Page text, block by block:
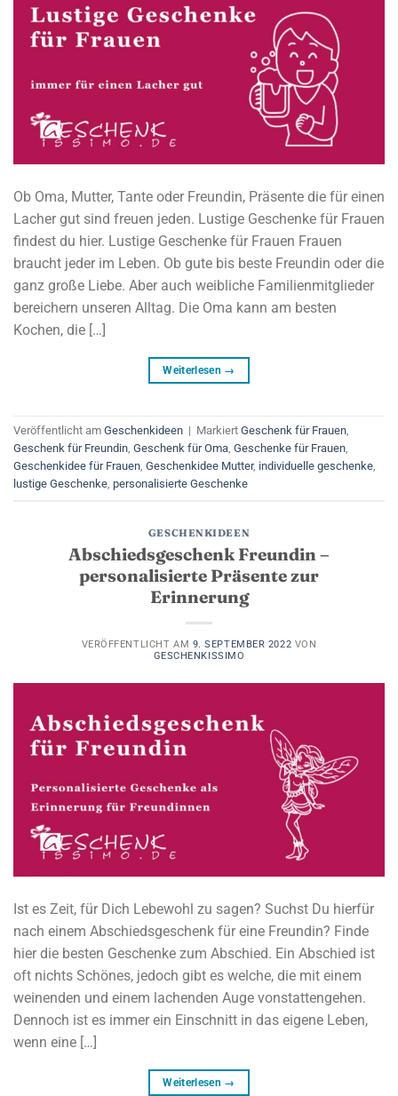
Ob Oma, Mutter, Tante oder Freundin, Präsente die für einen
Lacher gut sind freuen jeden. Lustige Geschenke für Frauen
findest du hier. Lustige Geschenke für Frauen Frauen
braucht jeder im Leben. Ob gute bis beste Freundin oder die
ganz große Liebe. Aber auch weibliche Familienmitglieder
bereichern unseren Alltag. Die Oma kann am besten
Kochen, die […]
Weiterlesen →
Veröffentlicht am Geschenkideen | Markiert Geschenk für Frauen,
Geschenk für Freundin, Geschenk für Oma, Geschenke für Frauen,
Geschenkidee für Frauen, Geschenkidee Mutter, individuelle geschenke,
lustige Geschenke, personalisierte Geschenke
GESCHENKIDEEN
Abschiedsgeschenk Freundin –
personalisierte Präsente zur
Erinnerung
VERÖFFENTLICHT AM 9. SEPTEMBER 2022 VON
GESCHENKISSIMO
Ist es Zeit, für Dich Lebewohl zu sagen? Suchst Du hierfür
nach einem Abschiedsgeschenk für eine Freundin? Finde
hier die besten Geschenke zum Abschied. Ein Abschied ist
oft nichts Schönes, jedoch gibt es welche, die mit einem
weinenden und einem lachenden Auge vonstattengehen.
Dennoch ist es immer ein Einschnitt in das eigene Leben,
wenn eine […]
Weiterlesen →